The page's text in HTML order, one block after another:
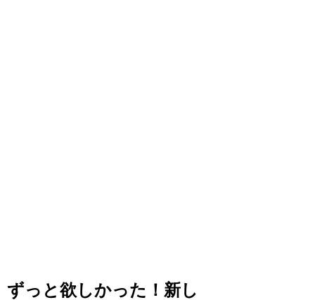
ずっと欲しかった！新し